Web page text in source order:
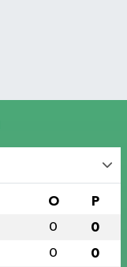
O P
0 0
0 0